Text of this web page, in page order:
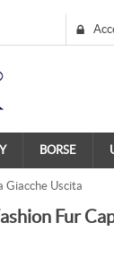
BORSE
Giacche Uscita
Fur